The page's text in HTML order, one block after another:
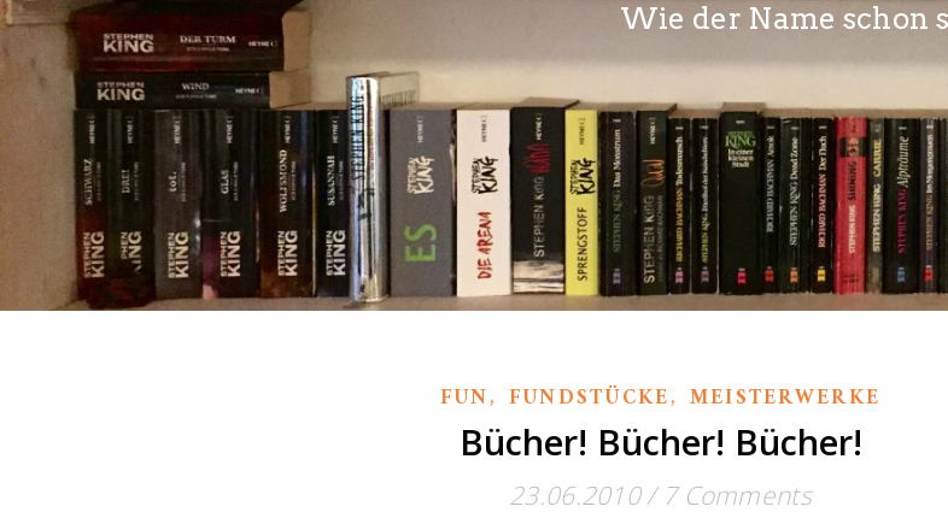
Wie der Name schon
FUN, FUNDSTÜCKE, MEISTERWERKE
Bücher! Bücher! Bücher!
23.06.2010/ 7 Comments